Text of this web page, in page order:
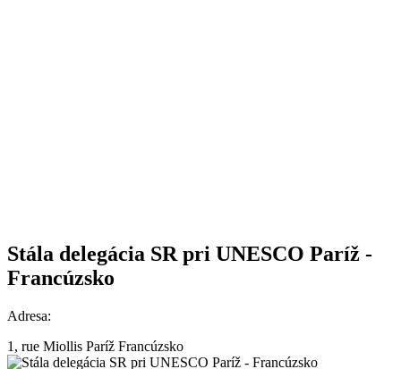
Stála delegácia SR pri UNESCO Paríž -
Francúzsko
Adresa:
1, rue Miollis Paríž Francúzsko